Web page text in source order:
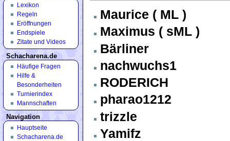
Maurice ( ML )
Maximus ( sML )
Bärliner
nachwuchs1
RODERICH
pharao1212
trizzle
Yamifz
Lexikon
Regeln
Eröffnungen
Endspiele
Zitate und Videos
Schacharena.de
Häufige Fragen
Hilfe &
Besonderheiten
Turnierindex
Mannschaften
Navigation
Hauptseite
Schacharena.de